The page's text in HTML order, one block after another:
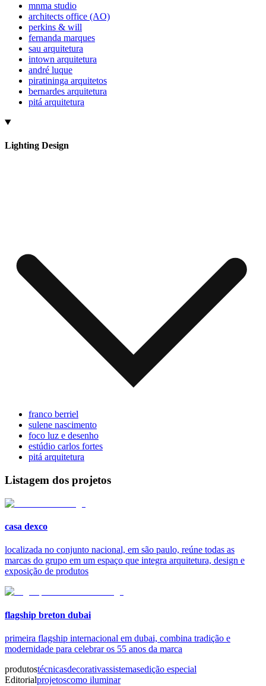
mnma studio
architects office (AO)
perkins & will
fernanda marques
sau arquitetura
intown arquitetura
andré luque
piratininga arquitetos
bernardes arquitetura
pitá arquitetura
Lighting Design
franco berriel
sulene nascimento
foco luz e desenho
estúdio carlos fortes
pitá arquitetura
Listagem dos projetos
casa dexco
localizada no conjunto nacional, em são paulo, reúne todas as
marcas do grupo em um espaço que integra arquitetura, design e
exposição de produtos
flagship breton dubai
primeira flagship internacional em dubai, combina tradição e
modernidade para celebrar os 55 anos da marca
produtostécnicasdecorativassistemasedição especial
Editorialprojetoscomo iluminar